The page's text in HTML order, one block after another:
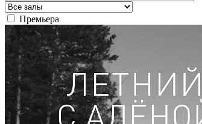
Премьера